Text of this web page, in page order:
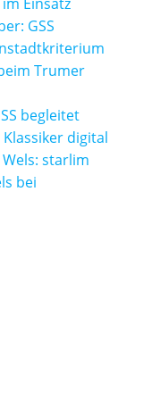
GSS
Trumer
begleitet
digital
starlim
bei